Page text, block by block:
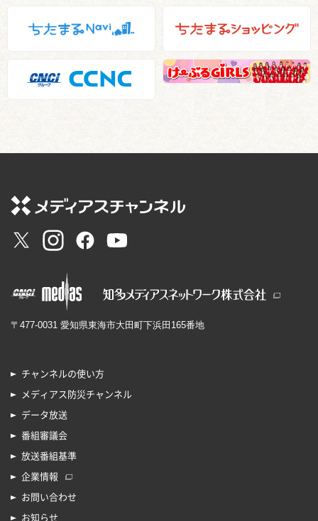
〒477-0031 愛知県東海市大田町下浜田165番地
チャンネルの使い方
メディアス防災チャンネル
データ放送
番組審議会
放送番組基準
企業情報
お問い合わせ
お知らせ